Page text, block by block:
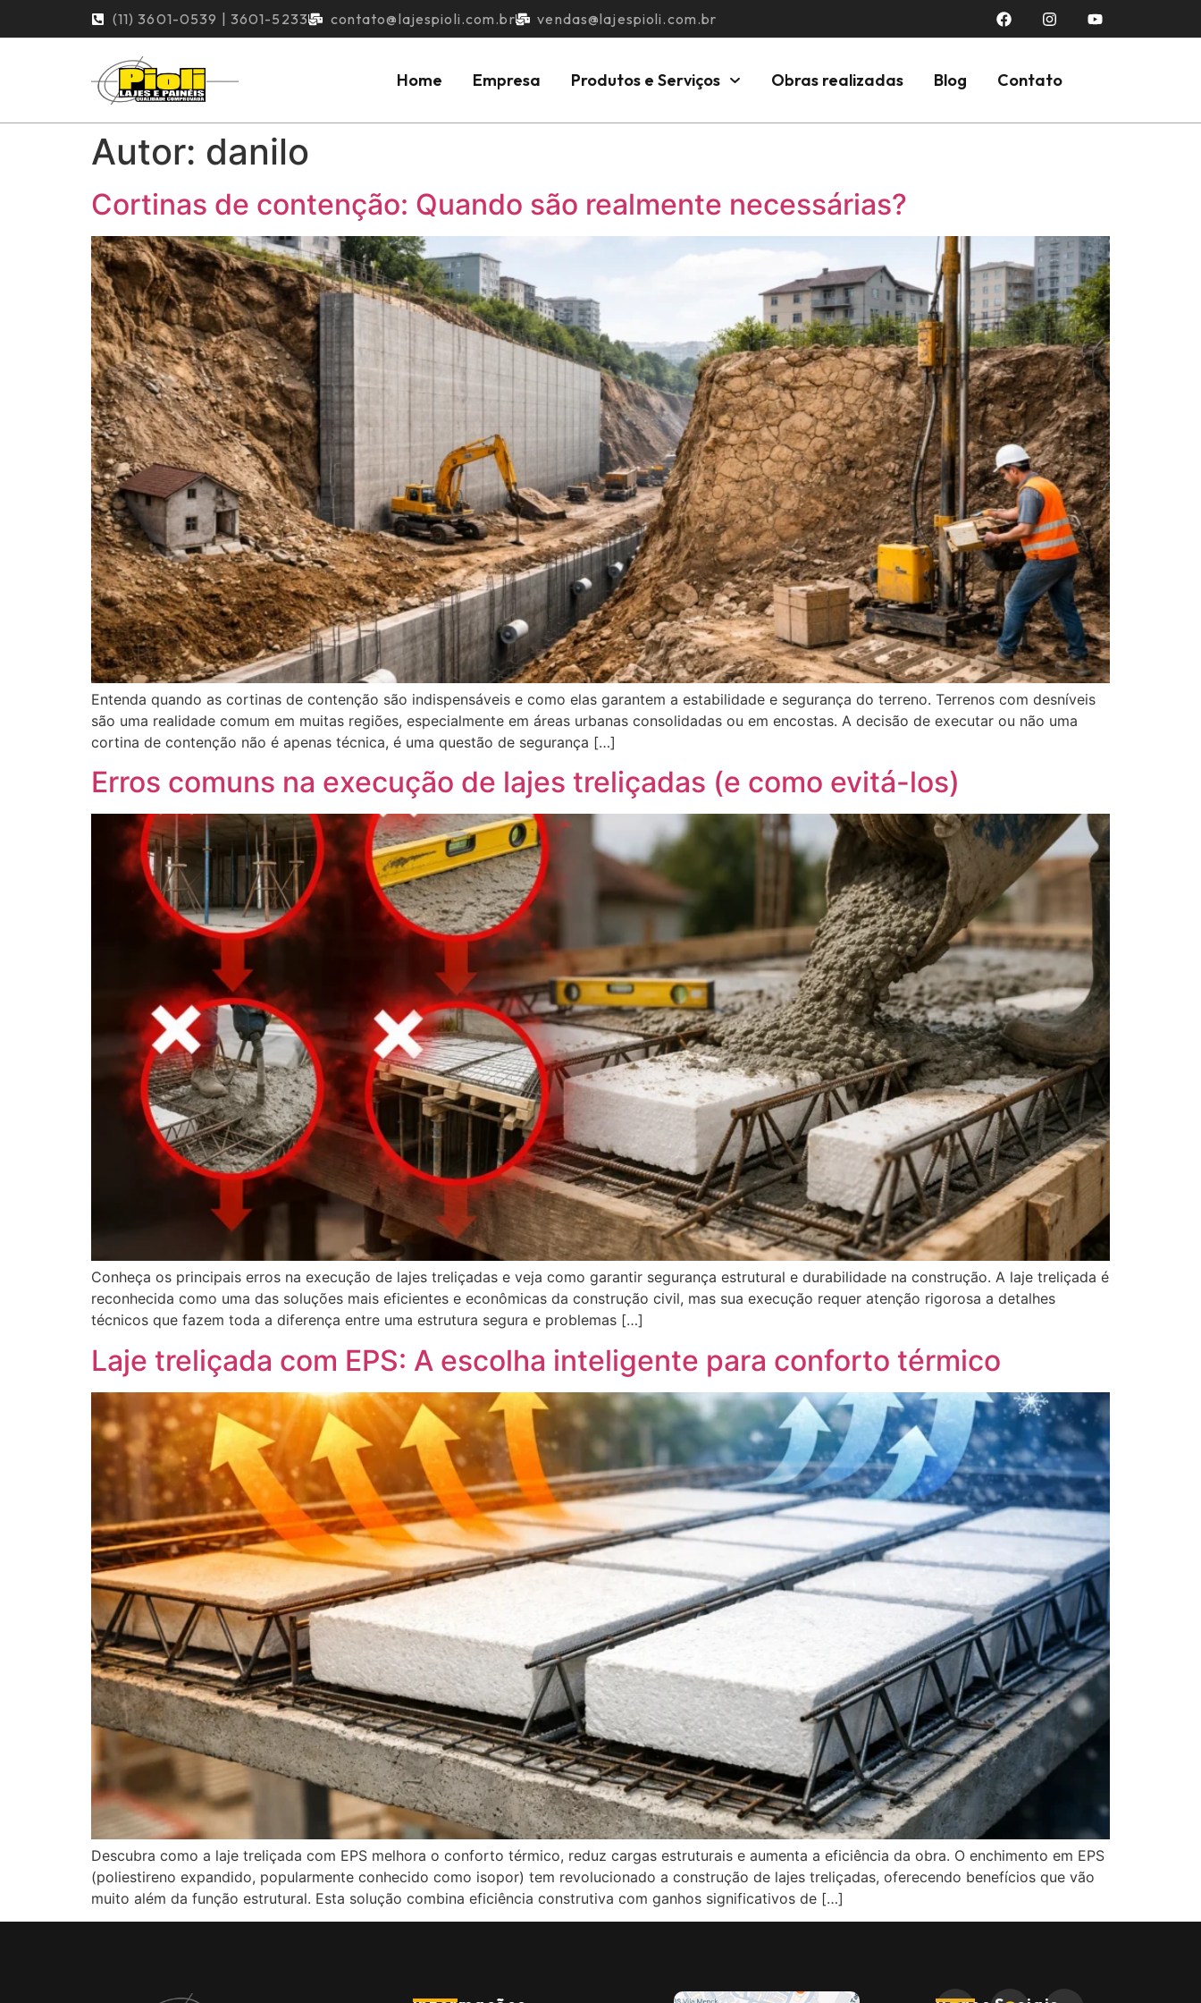
(11) 3601-0539 | 3601-5233 contato@lajespioli.com.br vendas@lajespioli.com.br
Home Empresa Produtos e Serviços Obras realizadas Blog Contato
Autor: danilo
Cortinas de contenção: Quando são realmente necessárias?
Entenda quando as cortinas de contenção são indispensáveis e como elas garantem a estabilidade e segurança do terreno. Terrenos com desníveis
são uma realidade comum em muitas regiões, especialmente em áreas urbanas consolidadas ou em encostas. A decisão de executar ou não uma
cortina de contenção não é apenas técnica, é uma questão de segurança […]
Erros comuns na execução de lajes treliçadas (e como evitá-los)
Conheça os principais erros na execução de lajes treliçadas e veja como garantir segurança estrutural e durabilidade na construção. A laje treliçada é
reconhecida como uma das soluções mais eficientes e econômicas da construção civil, mas sua execução requer atenção rigorosa a detalhes
técnicos que fazem toda a diferença entre uma estrutura segura e problemas […]
Laje treliçada com EPS: A escolha inteligente para conforto térmico
Descubra como a laje treliçada com EPS melhora o conforto térmico, reduz cargas estruturais e aumenta a eficiência da obra. O enchimento em EPS
(poliestireno expandido, popularmente conhecido como isopor) tem revolucionado a construção de lajes treliçadas, oferecendo benefícios que vão
muito além da função estrutural. Esta solução combina eficiência construtiva com ganhos significativos de […]